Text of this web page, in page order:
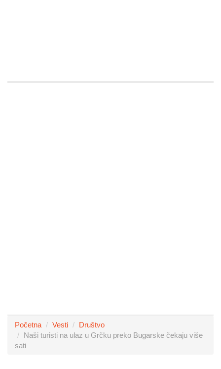
Početna Vesti
Društvo
Naši turisti na ulaz u Grčku preko Bugarske čekaju više
sati